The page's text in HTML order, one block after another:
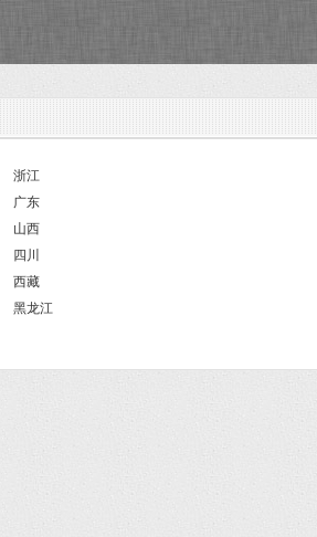
浙江
广东
山西
四川
西藏
黑龙江